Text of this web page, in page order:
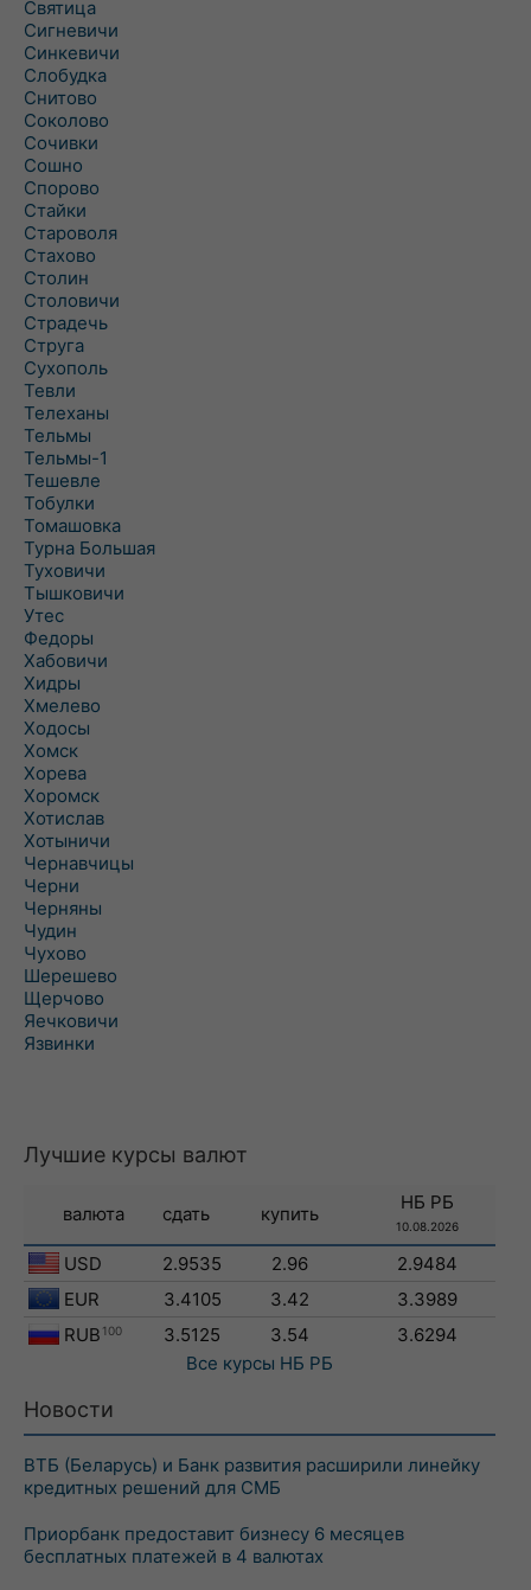
Святица
Сигневичи
Синкевичи
Слобудка
Снитово
Соколово
Сочивки
Сошно
Спорово
Стайки
Староволя
Стахово
Столин
Столовичи
Страдечь
Струга
Сухополь
Тевли
Телеханы
Тельмы
Тельмы-1
Тешевле
Тобулки
Томашовка
Турна Большая
Туховичи
Тышковичи
Утес
Федоры
Хабовичи
Хидры
Хмелево
Ходосы
Хомск
Хорева
Хоромск
Хотислав
Хотыничи
Чернавчицы
Черни
Черняны
Чудин
Чухово
Шерешево
Щерчово
Яечковичи
Язвинки
Лучшие курсы валют
валюта сдать купить
НБ РБ
10.08.2026
USD 2.9535 2.96
2.9484
EUR
3.4105 3.42
3.3989
RUB 100 3.5125 3.54
3.6294
Все курсы НБ РБ
Новости
ВТБ (Беларусь) и Банк развития расширили линейку
кредитных решений для СМБ
Приорбанк предоставит бизнесу 6 месяцев
бесплатных платежей в 4 валютах